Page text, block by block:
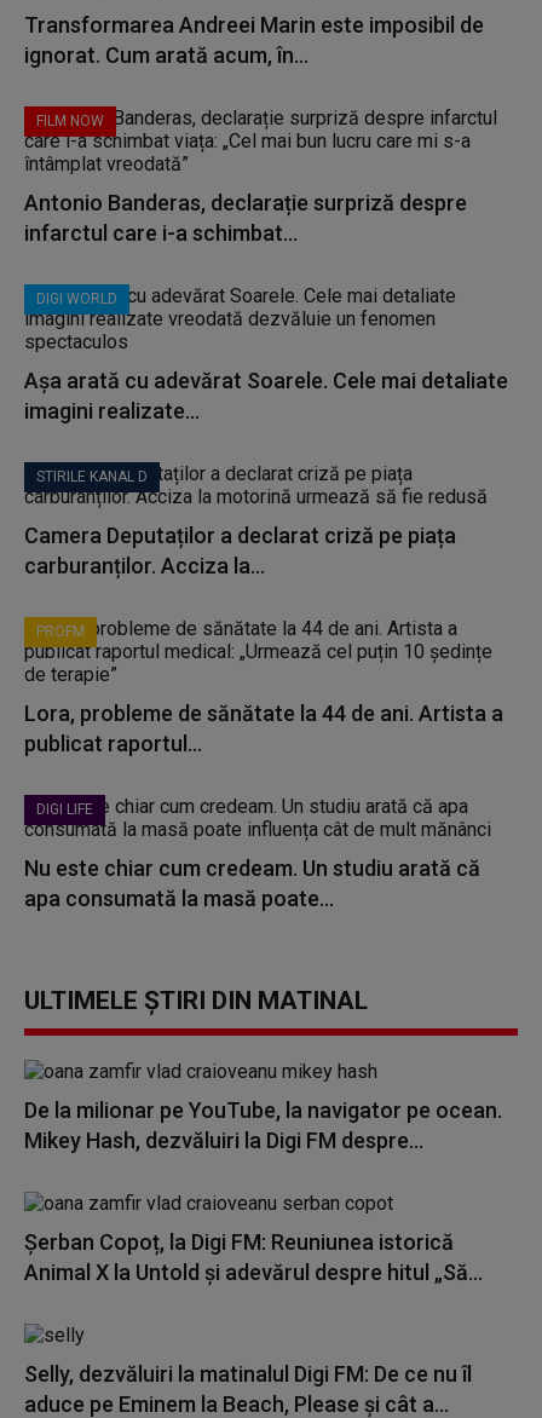
Transformarea Andreei Marin este imposibil de
ignorat. Cum arată acum, în...
FILM NOW
Antonio Banderas, declarație surpriză despre
infarctul care i-a schimbat...
DIGI WORLD
Așa arată cu adevărat Soarele. Cele mai detaliate
imagini realizate...
STIRILE KANAL D
Camera Deputaților a declarat criză pe piața
carburanților. Acciza la...
PROFM
Lora, probleme de sănătate la 44 de ani. Artista a
publicat raportul...
DIGI LIFE
Nu este chiar cum credeam. Un studiu arată că
apa consumată la masă poate...
ULTIMELE ȘTIRI DIN MATINAL
De la milionar pe YouTube, la navigator pe ocean.
Mikey Hash, dezvăluiri la Digi FM despre...
Șerban Copoț, la Digi FM: Reuniunea istorică
Animal X la Untold și adevărul despre hitul „Să...
Selly, dezvăluiri la matinalul Digi FM: De ce nu îl
aduce pe Eminem la Beach, Please și cât a...